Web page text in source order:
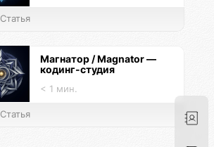
Статья
Магнатор / Magnator —
кодинг-студия
< 1 мин.
Статья